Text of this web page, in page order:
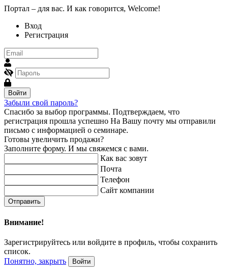
Портал – для вас. И как говорится, Welcome!
Вход
Регистрация
Войти
Забыли свой пароль?
Спасибо за выбор программы. Подтверждаем, что
регистрация прошла успешно На Вашу почту мы отправили
письмо с информацией о семинаре.
Готовы увеличить продажи?
Заполните форму. И мы свяжемся с вами.
Как вас зовут
Почта
Телефон
Сайт компании
Отправить
Внимание!
Зарегистрируйтесь или войдите в профиль, чтобы сохранить
список.
Понятно, закрыть
Войти